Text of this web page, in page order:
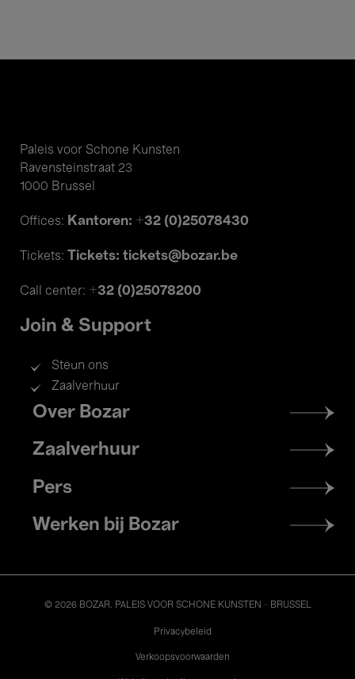
Paleis voor Schone Kunsten
Ravensteinstraat 23
1000 Brussel
Offices: Kantoren: +32 (0)25078430
Tickets: Tickets: tickets@bozar.be
Call center: +32 (0)25078200
Join & Support
Steun ons
Zaalverhuur
Footer
menu
Over Bozar
Zaalverhuur
Pers
Werken bij Bozar
© 2026 BOZAR. PALEIS VOOR SCHONE KUNSTEN - BRUSSEL
Privacybeleid
Verkoopsvoorwaarden